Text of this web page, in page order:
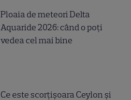
Ploaia de meteori Delta
Aquaride 2026: când o poți
vedea cel mai bine
Ce este scorțișoara Ceylon și